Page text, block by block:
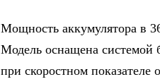
Мощность аккумулятора в
Модель оснащена системой
при скоростном показателе